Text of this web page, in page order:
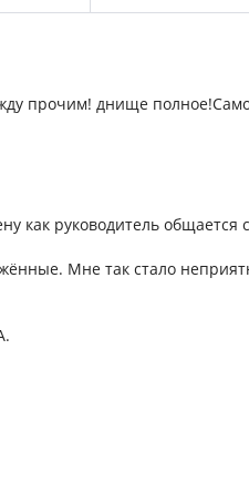
прочим! днище
как руководитель общается
Мне так стало